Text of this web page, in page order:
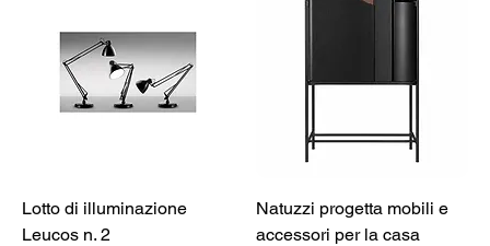
Lotto di illuminazione
Leucos n. 2
Natuzzi progetta mobili e
accessori per la casa